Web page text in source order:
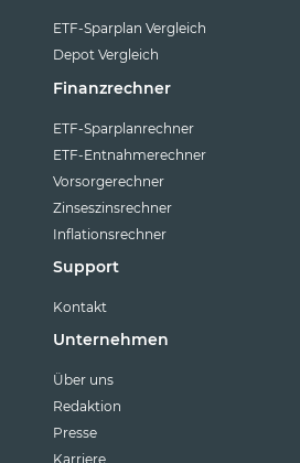
ETF-Sparplan Vergleich
Depot Vergleich
Finanzrechner
ETF-Sparplanrechner
ETF-Entnahmerechner
Vorsorgerechner
Zinseszinsrechner
Inflationsrechner
Support
Kontakt
Unternehmen
Über uns
Redaktion
Presse
Karriere